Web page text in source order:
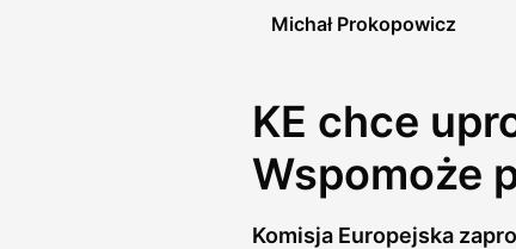
Michał Prokopowicz
KE chce
Wspomoże
Komisja Europejska